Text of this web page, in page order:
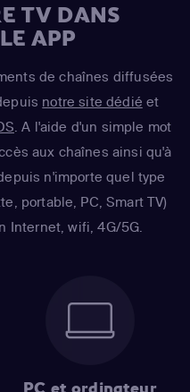
TV DANS
APP
de chaînes diffusées
notre site dédié et
. A l'aide d'un simple mot
aux chaînes ainsi qu'à
n'importe quel type
portable, PC, Smart TV)
Internet, wifi, 4G/5G.